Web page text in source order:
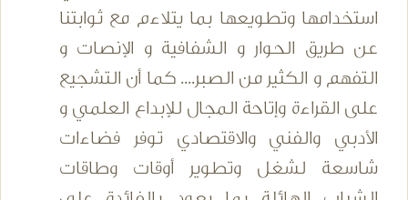
استخدامها وتطويعها بما يتلاءم مع ثوابتنا
عن طريق الحوار و الشفافية و الإنصات و
التفهم و الكثير من الصبر.... كما أن التشجيع
على القراءة وإتاحة المجال للإبداع العلمي و
الأدبي والفني والاقتصادي توفر فضاءات
شاسعة لشغل وتطوير أوقات وطاقات